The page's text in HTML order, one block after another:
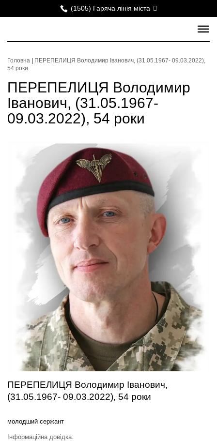
(1505) Гаряча лінія міста
Головна
ПЕРЕПЕЛИЦЯ Володимир Іванович, (31.05.1967- 09.03.2022),
54 роки
ПЕРЕПЕЛИЦЯ Володимир
Іванович, (31.05.1967-
09.03.2022), 54 роки
ПЕРЕПЕЛИЦЯ Володимир Іванович,
(31.05.1967- 09.03.2022), 54 роки
молодший сержант
Інформаційна довідка: